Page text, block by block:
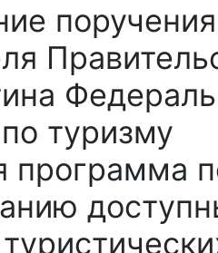
поручения
туризму
программа